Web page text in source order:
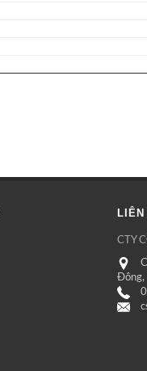
LIÊN
CTY
Đông,